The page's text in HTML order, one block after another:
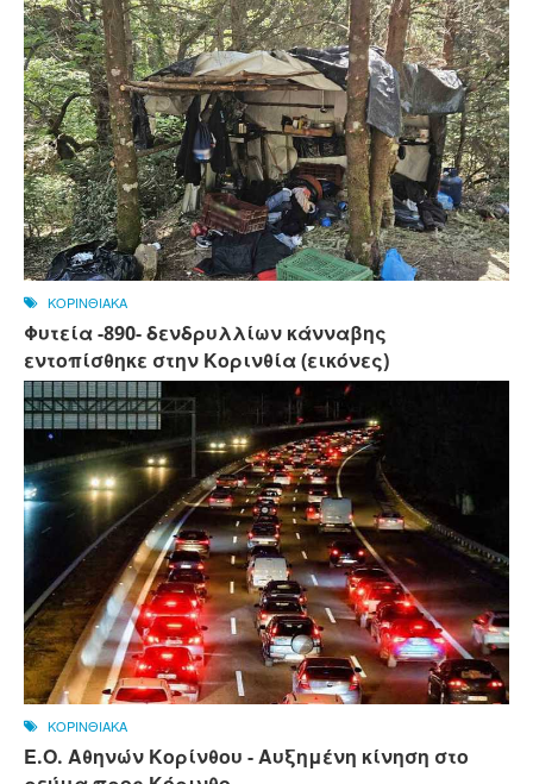
ΚΟΡΙΝΘΙΑΚΑ
Φυτεία -890- δενδρυλλίων κάνναβης
εντοπίσθηκε στην Κορινθία (εικόνες)
ΚΟΡΙΝΘΙΑΚΑ
Ε.Ο. Αθηνών Κορίνθου - Αυξημένη κίνηση στο